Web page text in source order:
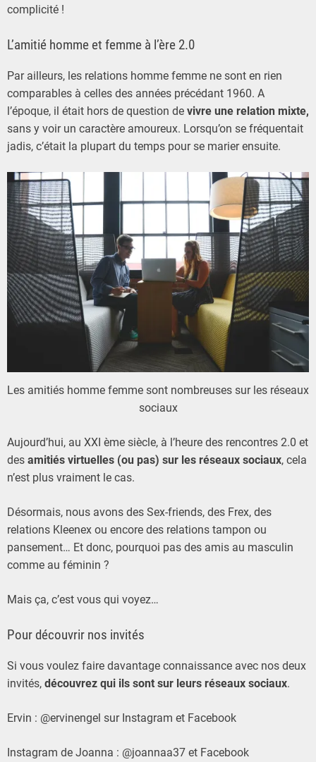
complicité !
L’amitié homme et femme à l’ère 2.0
Par ailleurs, les relations homme femme ne sont en rien
comparables à celles des années précédant 1960. A
l’époque, il était hors de question de vivre une relation mixte,
sans y voir un caractère amoureux. Lorsqu’on se fréquentait
jadis, c’était la plupart du temps pour se marier ensuite.
Les amitiés homme femme sont nombreuses sur les réseaux
sociaux
Aujourd’hui, au XXI ème siècle, à l’heure des rencontres 2.0 et
des amitiés virtuelles (ou pas) sur les réseaux sociaux, cela
n’est plus vraiment le cas.
Désormais, nous avons des Sex-friends, des Frex, des
relations Kleenex ou encore des relations tampon ou
pansement… Et donc, pourquoi pas des amis au masculin
comme au féminin ?
Mais ça, c’est vous qui voyez…
Pour découvrir nos invités
Si vous voulez faire davantage connaissance avec nos deux
invités, découvrez qui ils sont sur leurs réseaux sociaux.
Ervin : @ervinengel sur Instagram et Facebook
Instagram de Joanna : @joannaa37 et Facebook